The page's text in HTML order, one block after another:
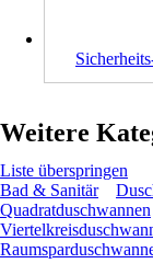
Weitere
Liste überspringen
Bad & Sanitär
Quadratduschwannen